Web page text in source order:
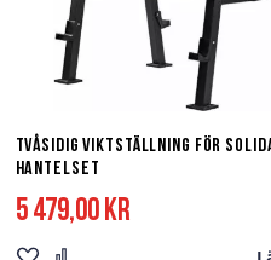
Tvåsidig Viktställning för
Hantelset
5 479,00 kr